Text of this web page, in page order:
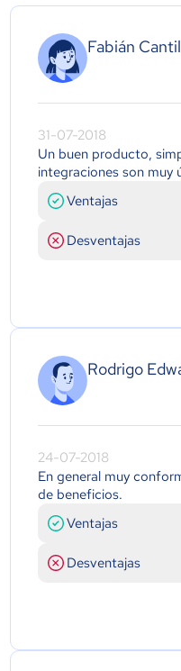
Fabián
31-07-2018
Un buen producto,
integraciones son muy
Ventajas
Desventajas
Rodrigo
24-07-2018
En general muy
de beneficios.
Ventajas
Desventajas